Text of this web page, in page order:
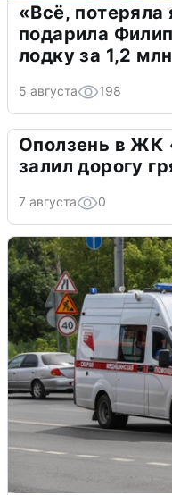
«Всё,
подарила
лодку за 1,2
5 августа 198
Оползень в ЖК
залил дорогу
7 августа 0